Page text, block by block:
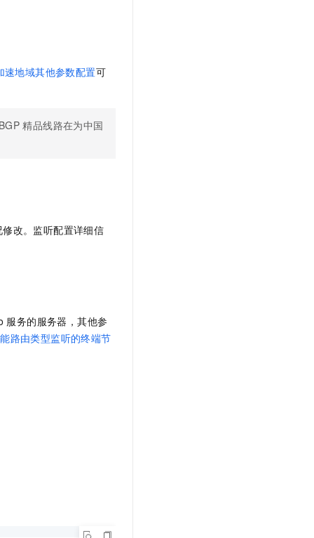
速地域其他参数配置可
精品线路在为中国
改。监听配置详细信
服务的服务器，其他参
路由类型监听的终端节